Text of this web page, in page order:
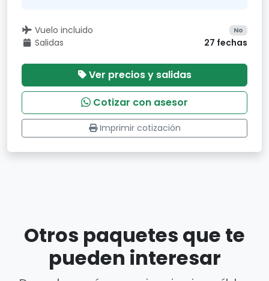
Vuelo incluido No
Salidas 27 fechas
Ver precios y salidas
Cotizar con asesor
Imprimir cotización
Otros paquetes que te
pueden interesar